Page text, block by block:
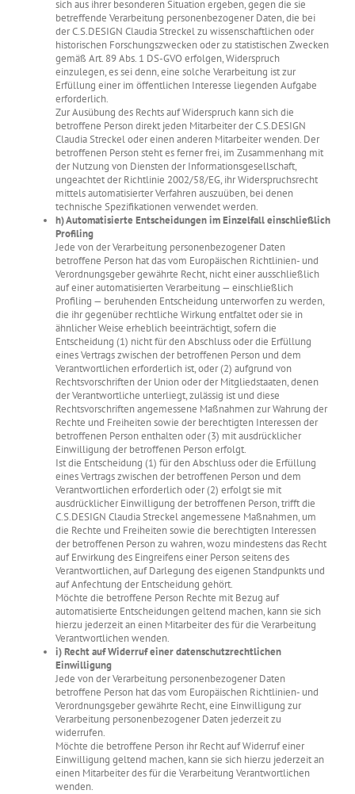
sich aus ihrer besonderen Situation ergeben, gegen die sie
betreffende Verarbeitung personenbezogener Daten, die bei
der C.S.DESIGN Claudia Streckel zu wissenschaftlichen oder
historischen Forschungszwecken oder zu statistischen Zwecken
gemäß Art. 89 Abs. 1 DS-GVO erfolgen, Widerspruch
einzulegen, es sei denn, eine solche Verarbeitung ist zur
Erfüllung einer im öffentlichen Interesse liegenden Aufgabe
erforderlich.
Zur Ausübung des Rechts auf Widerspruch kann sich die
betroffene Person direkt jeden Mitarbeiter der C.S.DESIGN
Claudia Streckel oder einen anderen Mitarbeiter wenden. Der
betroffenen Person steht es ferner frei, im Zusammenhang mit
der Nutzung von Diensten der Informationsgesellschaft,
ungeachtet der Richtlinie 2002/58/EG, ihr Widerspruchsrecht
mittels automatisierter Verfahren auszuüben, bei denen
technische Spezifikationen verwendet werden.
h) Automatisierte Entscheidungen im Einzelfall einschließlich
Profiling
Jede von der Verarbeitung personenbezogener Daten
betroffene Person hat das vom Europäischen Richtlinien- und
Verordnungsgeber gewährte Recht, nicht einer ausschließlich
auf einer automatisierten Verarbeitung — einschließlich
Profiling — beruhenden Entscheidung unterworfen zu werden,
die ihr gegenüber rechtliche Wirkung entfaltet oder sie in
ähnlicher Weise erheblich beeinträchtigt, sofern die
Entscheidung (1) nicht für den Abschluss oder die Erfüllung
eines Vertrags zwischen der betroffenen Person und dem
Verantwortlichen erforderlich ist, oder (2) aufgrund von
Rechtsvorschriften der Union oder der Mitgliedstaaten, denen
der Verantwortliche unterliegt, zulässig ist und diese
Rechtsvorschriften angemessene Maßnahmen zur Wahrung der
Rechte und Freiheiten sowie der berechtigten Interessen der
betroffenen Person enthalten oder (3) mit ausdrücklicher
Einwilligung der betroffenen Person erfolgt.
Ist die Entscheidung (1) für den Abschluss oder die Erfüllung
eines Vertrags zwischen der betroffenen Person und dem
Verantwortlichen erforderlich oder (2) erfolgt sie mit
ausdrücklicher Einwilligung der betroffenen Person, trifft die
C.S.DESIGN Claudia Streckel angemessene Maßnahmen, um
die Rechte und Freiheiten sowie die berechtigten Interessen
der betroffenen Person zu wahren, wozu mindestens das Recht
auf Erwirkung des Eingreifens einer Person seitens des
Verantwortlichen, auf Darlegung des eigenen Standpunkts und
auf Anfechtung der Entscheidung gehört.
Möchte die betroffene Person Rechte mit Bezug auf
automatisierte Entscheidungen geltend machen, kann sie sich
hierzu jederzeit an einen Mitarbeiter des für die Verarbeitung
Verantwortlichen wenden.
i) Recht auf Widerruf einer datenschutzrechtlichen
Einwilligung
Jede von der Verarbeitung personenbezogener Daten
betroffene Person hat das vom Europäischen Richtlinien- und
Verordnungsgeber gewährte Recht, eine Einwilligung zur
Verarbeitung personenbezogener Daten jederzeit zu
widerrufen.
Möchte die betroffene Person ihr Recht auf Widerruf einer
Einwilligung geltend machen, kann sie sich hierzu jederzeit an
einen Mitarbeiter des für die Verarbeitung Verantwortlichen
wenden.